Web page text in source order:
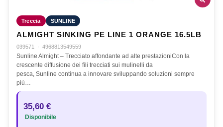
Treccia SUNLINE
ALMIGHT SINKING PE LINE 1 ORANGE 16.5LB
039571 · 4968813549559
Sunline Almight – Trecciato affondante ad alte prestazioniCon la
crescente diffusione dei fili trecciati sui mulinelli da
pesca, Sunline continua a innovare sviluppando soluzioni sempre
più…
35,60 €
Disponibile